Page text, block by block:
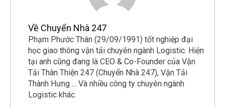
Về Chuyển Nhà 247
Phạm Phước Thân (29/09/1991) tốt nghiệp đại
học giao thông vận tải chuyên ngành Logistic. Hiện
tại anh cũng đang là CEO & Co-Founder của Vận
Tải Thân Thiện 247 (Chuyển Nhà 247), Vận Tải
Thành Hưng ... Và nhiều công ty chuyên ngành
Logistic khác.